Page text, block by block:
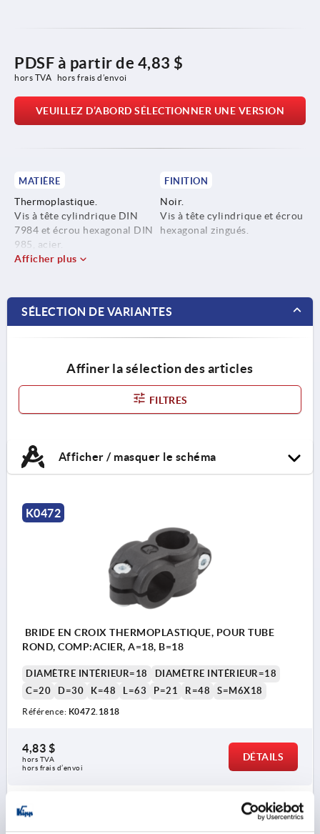
PDSF à partir de 4,83 $
hors TVA hors frais d’envoi
VEUILLEZ D’ABORD SÉLECTIONNER UNE VERSION
MATIÈRE
Thermoplastique.
Vis à tête cylindrique DIN
7984 et écrou hexagonal DIN
985, acier.
FINITION
Noir.
Vis à tête cylindrique et écrou
hexagonal zingués.
Afficher plus
SÉLECTION DE VARIANTES
Affiner la sélection des articles
FILTRES
Afficher / masquer le schéma
K0472
BRIDE EN CROIX THERMOPLASTIQUE, POUR TUBE
ROND, COMP:ACIER, A=18, B=18
DIAMÈTRE INTÉRIEUR=18
DIAMÈTRE INTÉRIEUR=18
C=20
D=30 K=48 L=63 P=21 R=48 S=M6X18
Référence: K0472.1818
4,83 $
hors TVA
hors frais d’envoi
DÉTAILS
K0472